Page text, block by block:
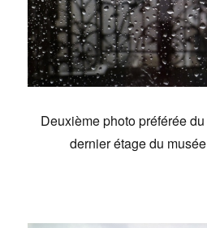
Deuxième photo préférée
dernier étage du